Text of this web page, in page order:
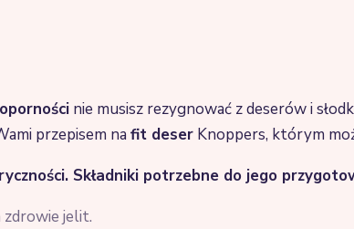
nie musisz rezygnować z deserów i
przepisem na fit deser Knoppers, którym
Składniki potrzebne do jego
jelit.